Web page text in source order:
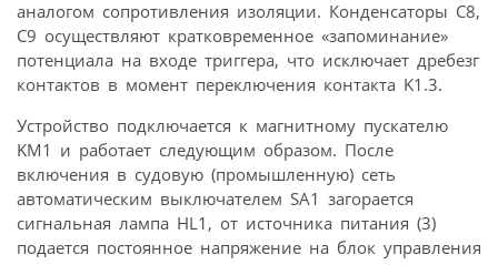
аналогом сопротивления изоляции. Конденсаторы C8,
C9 осуществляют кратковременное «запоминание»
потенциала на входе триггера, что исключает дребезг
контактов в момент переключения контакта K1.3.
Устройство подключается к магнитному пускателю
KM1 и работает следующим образом. После
включения в судовую (промышленную) сеть
автоматическим выключателем SA1 загорается
сигнальная лампа HL1, от источника питания (3)
подается постоянное напряжение на блок управления